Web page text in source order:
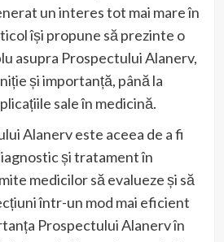
un interes tot mai mare în
își propune să prezinte o
asupra Prospectului Alanerv,
și importanță, până la
sale în medicină.
Alanerv este aceea de a fi
și tratament în
medicilor să evalueze și să
într-un mod mai eficient
Prospectului Alanerv în